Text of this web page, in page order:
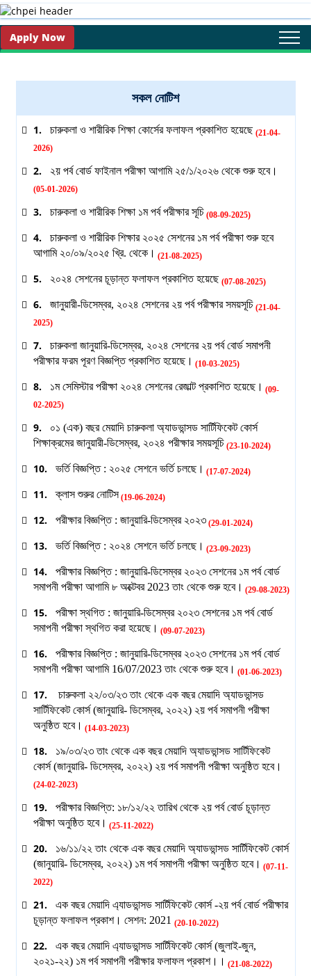
Apply Now
সকল নোটিশ
1. চারুকলা ও শারীরিক শিক্ষা কোর্সের ফলাফল প্রকাশিত হয়েছে (21-04-
2026)
2. ২য় পর্ব বোর্ড ফাইনাল পরীক্ষা আগামি ২৫/১/২০২৬ থেকে শুরু হবে।
(05-01-2026)
3. চারুকলা ও শারীরিক শিক্ষা ১ম পর্ব পরীক্ষার সূচি (08-09-2025)
4.
চারুকলা ও শারীরিক শিক্ষার ২০২৫ সেশনের ১ম পর্ব পরীক্ষা শুরু হবে
আগামি ২০/০৯/২০২৫ খ্রি. থেকে। (21-08-2025)
5. ২০২৪ সেশনের চূড়ান্ত ফলাফল প্রকাশিত হয়েছে (07-08-2025)
6. জানুয়ারী-ডিসেম্বর, ২০২৪ সেশনের ২য় পর্ব পরীক্ষার সময়সূচি (21-04-
2025)
7.
চারুকলা জানুয়ারি-ডিসেম্বর, ২০২৪ সেশনের ২য় পর্ব বোর্ড সমাপনী
পরীক্ষার ফরম পূরণ বিজ্ঞপ্তি প্রকাশিত হয়েছে। (10-03-2025)
8. ১ম সেমিস্টার পরীক্ষা ২০২৪ সেশনের রেজাল্ট প্রকাশিত হয়েছে। (09-
02-2025)
9.
০১ (এক) বছর মেয়াদি চারুকলা অ্যাডভান্সড সার্টিফিকেট কোর্স
শিক্ষাক্রমের জানুয়ারী-ডিসেম্বর, ২০২৪ পরীক্ষার সময়সূচি (23-10-2024)
10. ভর্তি বিজ্ঞপ্তি : ২০২৫ সেশনে ভর্তি চলছে। (17-07-2024)
11. ক্লাস শুরুর নোটিস(19-06-2024)
12. পরীক্ষার বিজ্ঞপ্তি : জানুয়ারি-ডিসেম্বর ২০২৩(29-01-2024)
13. ভর্তি বিজ্ঞপ্তি : ২০২৪ সেশনে ভর্তি চলছে। (23-09-2023)
14.
পরীক্ষার বিজ্ঞপ্তি : জানুয়ারি-ডিসেম্বর ২০২৩ সেশনের ১ম পর্ব বোর্ড
সমাপনী পরীক্ষা আগামি ৮ অক্টেবর 2023 তাং থেকে শুরু হবে। (29-08-2023)
15.
পরীক্ষা স্থগিত : জানুয়ারি-ডিসেম্বর ২০২৩ সেশনের ১ম পর্ব বোর্ড
সমাপনী পরীক্ষা স্থগিত করা হয়েছে। (09-07-2023)
16.
পরীক্ষার বিজ্ঞপ্তি : জানুয়ারি-ডিসেম্বর ২০২৩ সেশনের ১ম পর্ব বোর্ড
সমাপনী পরীক্ষা আগামি 16/07/2023 তাং থেকে শুরু হবে। (01-06-2023)
17.
চারুকলা ২২/০৩/২৩ তাং থেকে এক বছর মেয়াদি অ্যাডভান্সড
সার্টিফিকেট কোর্স (জানুয়ারি- ডিসেম্বর, ২০২২) ২য় পর্ব সমাপনী পরীক্ষা
অনুষ্ঠিত হবে। (14-03-2023)
18.
১৯/০৩/২৩ তাং থেকে এক বছর মেয়াদি অ্যাডভান্সড সার্টিফিকেট
কোর্স (জানুয়ারি- ডিসেম্বর, ২০২২) ২য় পর্ব সমাপনী পরীক্ষা অনুষ্ঠিত হবে।
(24-02-2023)
19.
পরীক্ষার বিজ্ঞপ্তি: ১৮/১২/২২ তারিখ থেকে ২য় পর্ব বোর্ড চূড়ান্ত
পরীক্ষা অনুষ্ঠিত হবে। (25-11-2022)
20.
১৬/১১/২২ তাং থেকে এক বছর মেয়াদি অ্যাডভান্সড সার্টিফিকেট কোর্স
(জানুয়ারি- ডিসেম্বর, ২০২২) ১ম পর্ব সমাপনী পরীক্ষা অনুষ্ঠিত হবে। (07-11-
2022)
21.
এক বছর মেয়াদি এ্যাডভান্সড সার্টিফিকেট কোর্স -২য় পর্ব বোর্ড পরীক্ষার
চূড়ান্ত ফলাফল প্রকাশ। সেশন: 2021 (20-10-2022)
22.
এক বছর মেয়াদি এ্যাডভান্সড সার্টিফিকেট কোর্স (জুলাই-জুন,
২০২১-২২) ১ম পর্ব সমাপনী পরীক্ষার ফলাফল প্রকাশ।। (21-08-2022)